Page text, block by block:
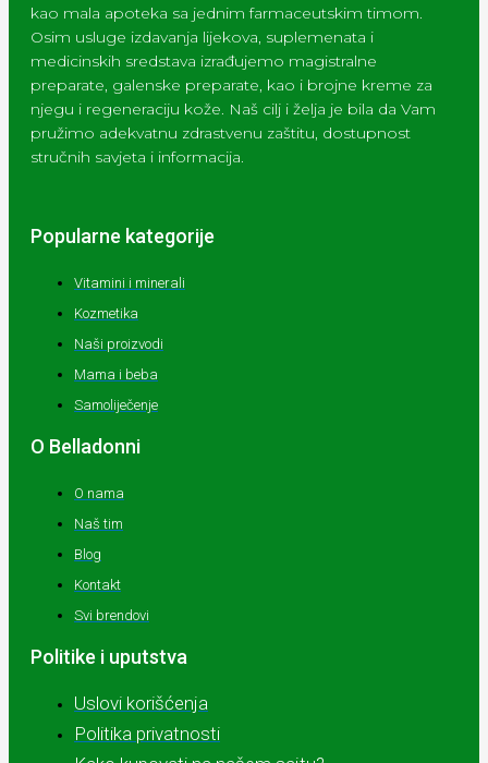
kao mala apoteka sa jednim farmaceutskim timom.
Osim usluge izdavanja lijekova, suplemenata i
medicinskih sredstava izrađujemo magistralne
preparate, galenske preparate, kao i brojne kreme za
njegu i regeneraciju kože. Naš cilj i želja je bila da Vam
pružimo adekvatnu zdrastvenu zaštitu, dostupnost
stručnih savjeta i informacija.
Popularne kategorije
Vitamini i minerali
Kozmetika
Naši proizvodi
Mama i beba
Samoliječenje
O Belladonni
O nama
Naš tim
Blog
Kontakt
Svi brendovi
Politike i uputstva
Uslovi korišćenja
Politika privatnosti